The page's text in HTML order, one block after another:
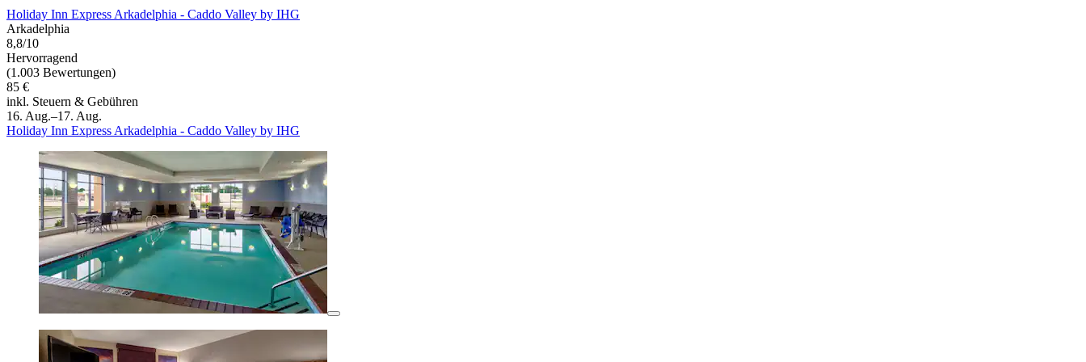
Holiday Inn Express Arkadelphia - Caddo Valley by IHG
Arkadelphia
8,8/10
Hervorragend
(1.003 Bewertungen)
85 €
inkl. Steuern & Gebühren
16. Aug.–17. Aug.
Holiday Inn Express Arkadelphia - Caddo Valley by IHG